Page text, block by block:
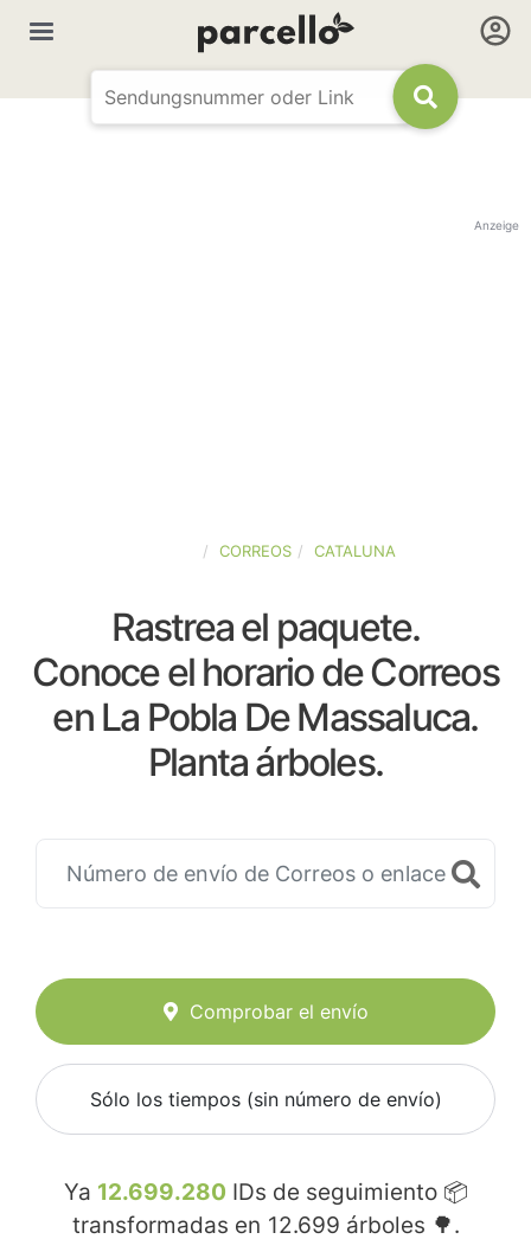
Anzeige
CORREOS CATALUNA
Rastrea el paquete.
Conoce el horario de Correos
en La Pobla De Massaluca.
Planta árboles.
Comprobar el envío
Sólo los tiempos (sin número de envío)
Ya 12.699.280 IDs de seguimiento 📦
transformadas en 12.699 árboles 🌳.